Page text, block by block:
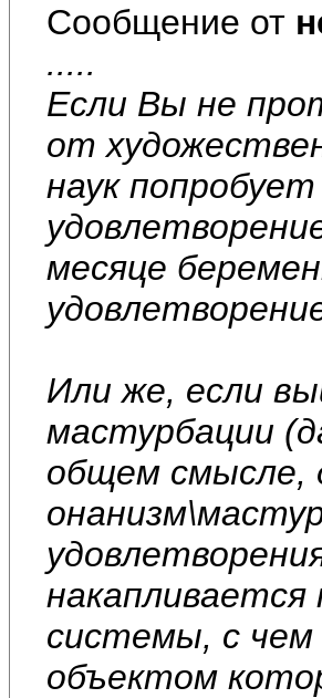
Сообщение от
.....
Если Вы не
от
наук
месяце
Или же, если
мастурбации
общем смысле,
накапливается
системы, с чем
объектом